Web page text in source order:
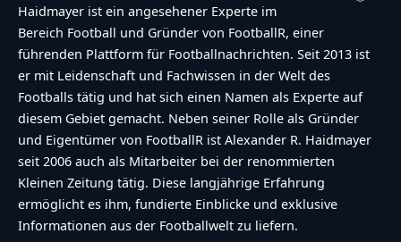
Haidmayer ist ein angesehener Experte im
Bereich Football und Gründer von FootballR, einer
führenden Plattform für Footballnachrichten. Seit 2013 ist
er mit Leidenschaft und Fachwissen in der Welt des
Footballs tätig und hat sich einen Namen als Experte auf
diesem Gebiet gemacht. Neben seiner Rolle als Gründer
und Eigentümer von FootballR ist Alexander R. Haidmayer
seit 2006 auch als Mitarbeiter bei der renommierten
Kleinen Zeitung tätig. Diese langjährige Erfahrung
ermöglicht es ihm, fundierte Einblicke und exklusive
Informationen aus der Footballwelt zu liefern.